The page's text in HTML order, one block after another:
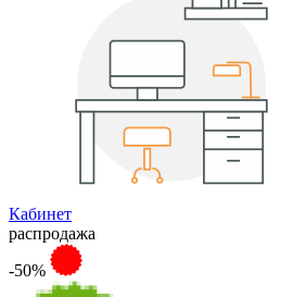
Кабинет
распродажа
-50%